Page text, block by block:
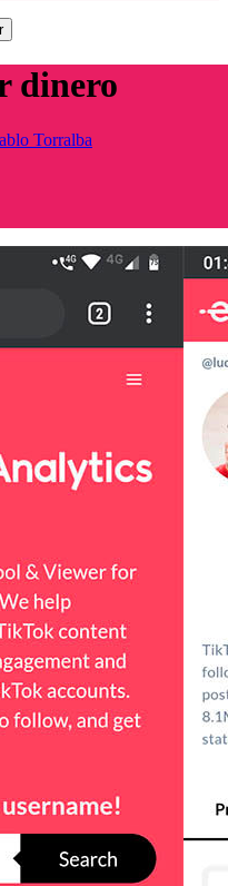
dinero
Torralba